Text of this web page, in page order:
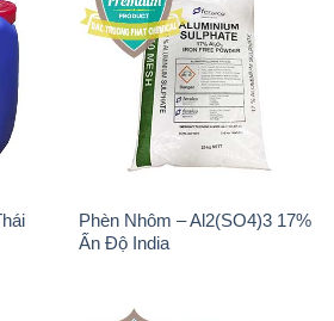
Phèn Nhôm – Al2(SO4)3 17%
Ấn Độ India